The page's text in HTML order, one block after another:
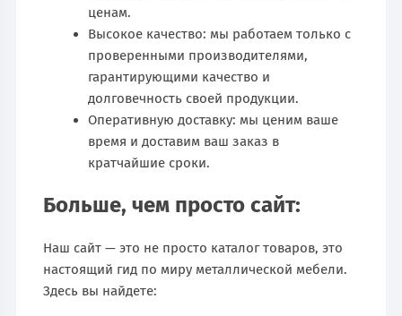
ценам.
Высокое качество: мы работаем только с
проверенными производителями,
гарантирующими качество и
долговечность своей продукции.
Оперативную доставку: мы ценим ваше
время и доставим ваш заказ в
кратчайшие сроки.
Больше, чем просто сайт:
Наш сайт — это не просто каталог товаров, это
настоящий гид по миру металлической мебели.
Здесь вы найдете: